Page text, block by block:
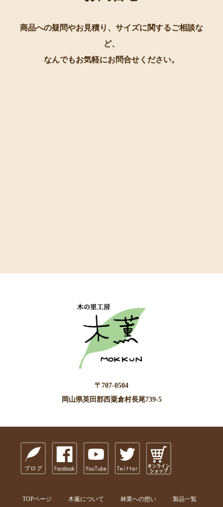
商品への疑問やお見積り、サイズに関するご相談な
ど、
なんでもお気軽にお問合せください。
〒707-0504
岡山県英田郡西粟倉村長尾739-5
TOPページ 木薫について 林業への想い 製品一覧